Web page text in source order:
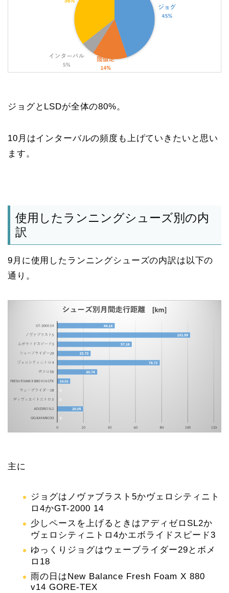
ジョグとLSDが全体の80%。
10月はインターバルの頻度も上げていきたいと思い
ます。
使用したランニングシューズ別の内
訳
9月に使用したランニングシューズの内訳は以下の
通り。
主に
ジョグはノヴァブラスト5かヴェロシティニト
ロ4かGT-2000 14
少しペースを上げるときはアディゼロSL2か
ヴェロシティニトロ4かエボライドスピード3
ゆっくりジョグはウェーブライダー29とボメ
ロ18
雨の日はNew Balance Fresh Foam X 880
v14 GORE-TEX